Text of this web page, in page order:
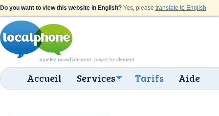
Do you want to view this website in English? Yes, please translate to English.
Accueil Services Tarifs Aide